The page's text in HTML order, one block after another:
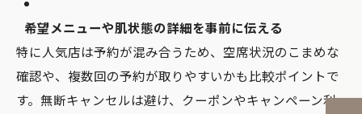
希望メニューや肌状態の詳細を事前に伝える
特に人気店は予約が混み合うため、空席状況のこまめな
確認や、複数回の予約が取りやすいかも比較ポイントで
す。無断キャンセルは避け、クーポンやキャンペーン利